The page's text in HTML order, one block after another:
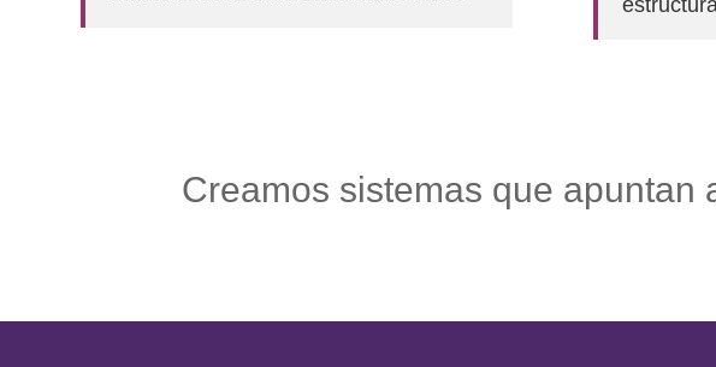
Creamos sistemas que apuntan